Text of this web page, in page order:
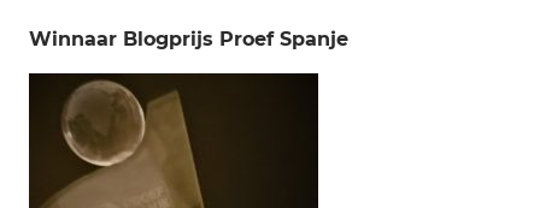
Winnaar Blogprijs Proef Spanje